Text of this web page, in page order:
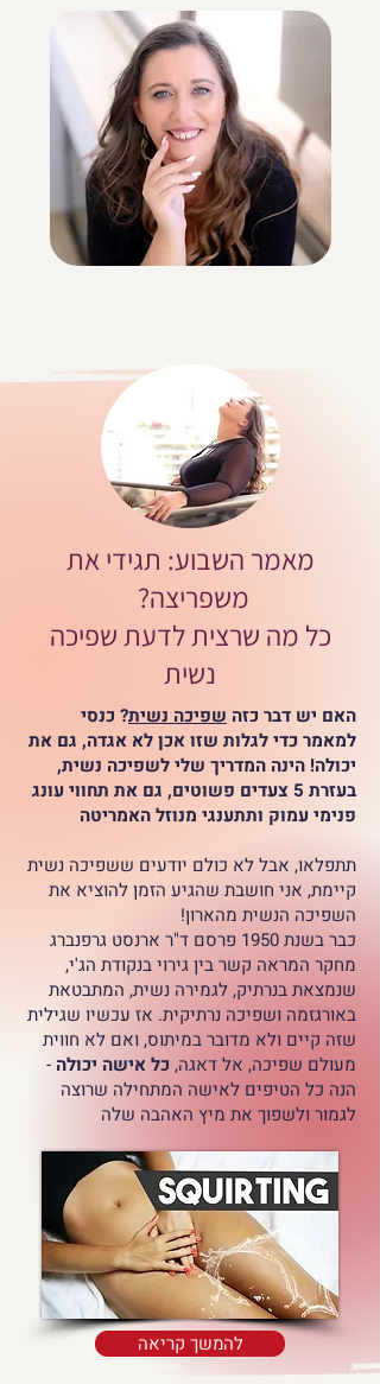
מאמר השבוע: תגידי את
משפריצה?
כל מה שרצית לדעת שפיכה
נשית
האם יש דבר כזה שפיכה נשית? כנסי
למאמר כדי לגלות שזו אכן לא אגדה, גם את
יכולה! הינה המדריך שלי לשפיכה נשית,
בעזרת 5 צעדים פשוטים, גם את תחווי עונג
פנימי עמוק ותתענגי מנוזל האמריטה
תתפלאו, אבל לא כולם יודעים ששפיכה נשית
קיימת, אני חושבת שהגיע הזמן להוציא את
השפיכה הנשית מהארון!
כבר בשנת 1950 פרסם ד"ר ארנסט גרפנברג
מחקר המראה קשר בין גירוי בנקודת הג'י,
שנמצאת בנרתיק, לגמירה נשית, המתבטאת
באורגזמה ושפיכה נרתיקית. אז עכשיו שגילית
שזה קיים ולא מדובר במיתוס, ואם לא חווית
מעולם שפיכה, אל דאגה, כל אישה יכולה -
הנה כל הטיפים לאישה המתחילה שרוצה
לגמור ולשפוך את מיץ האהבה שלה
להמשך קריאה